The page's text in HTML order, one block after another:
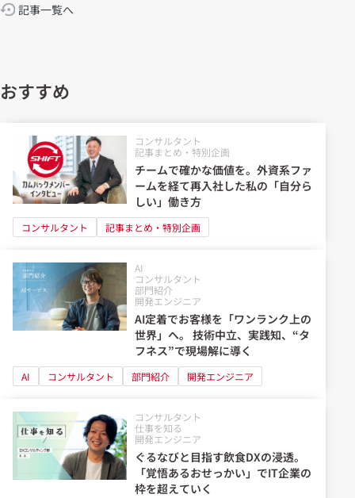
記事一覧へ
おすすめ
コンサルタント
記事まとめ・特別企画
チームで確かな価値を。外資系ファ
ームを経て再入社した私の「自分ら
しい」働き方
コンサルタント 記事まとめ・特別企画
AI
コンサルタント
部門紹介
開発エンジニア
AI定着でお客様を「ワンランク上の
世界」へ。 技術中立、実践知、“タ
フネス”で現場解に導く
AI コンサルタント 部門紹介 開発エンジニア
コンサルタント
仕事を知る
開発エンジニア
ぐるなびと目指す飲食DXの浸透。
「覚悟あるおせっかい」でIT企業の
枠を超えていく